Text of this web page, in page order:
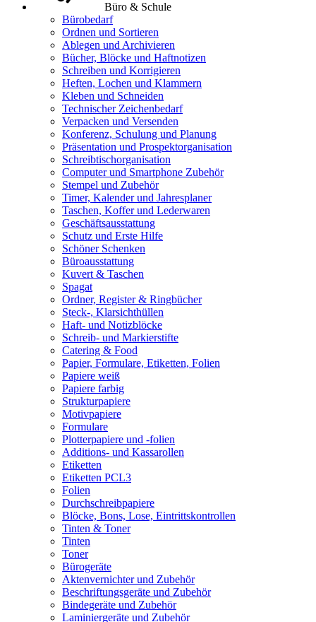
Büro & Schule
Bürobedarf
Ordnen und Sortieren
Ablegen und Archivieren
Bücher, Blöcke und Haftnotizen
Schreiben und Korrigieren
Heften, Lochen und Klammern
Kleben und Schneiden
Technischer Zeichenbedarf
Verpacken und Versenden
Konferenz, Schulung und Planung
Präsentation und Prospektorganisation
Schreibtischorganisation
Computer und Smartphone Zubehör
Stempel und Zubehör
Timer, Kalender und Jahresplaner
Taschen, Koffer und Lederwaren
Geschäftsausstattung
Schutz und Erste Hilfe
Schöner Schenken
Büroausstattung
Kuvert & Taschen
Spagat
Ordner, Register & Ringbücher
Steck-, Klarsichthüllen
Haft- und Notizblöcke
Schreib- und Markierstifte
Catering & Food
Papier, Formulare, Etiketten, Folien
Papiere weiß
Papiere farbig
Strukturpapiere
Motivpapiere
Formulare
Plotterpapiere und -folien
Additions- und Kassarollen
Etiketten
Etiketten PCL3
Folien
Durchschreibpapiere
Blöcke, Bons, Lose, Eintrittskontrollen
Tinten & Toner
Tinten
Toner
Bürogeräte
Aktenvernichter und Zubehör
Beschriftungsgeräte und Zubehör
Bindegeräte und Zubehör
Laminiergeräte und Zubehör